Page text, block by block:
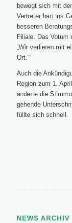
bewegt sich mit
Vertreter hart ins
besseren
Filiale. Das Votum
„Wir verlieren mit
Ort.“
Auch die
Region zum 1.
änderte die
gehende
füllte sich schnell.
NEWS ARCHIV